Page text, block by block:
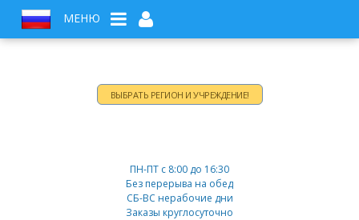
МЕНЮ
ВЫБРАТЬ РЕГИОН И УЧРЕЖДЕНИЕ!
ПН-ПТ c 8:00 до 16:30
Без перерыва на обед
СБ-ВС нерабочие дни
Заказы круглосуточно